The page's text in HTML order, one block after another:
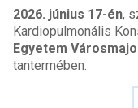
2026. június 17-én,
Kardiopulmonális
Egyetem
tantermében.